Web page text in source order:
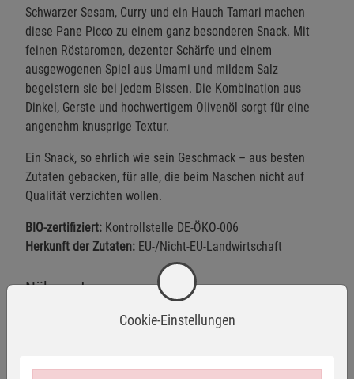
Schwarzer Sesam, Curry und ein Hauch Tamari machen
diese Pane Picco zu einem ganz besonderen Snack. Mit
feinen Röstaromen, dezenter Schärfe und einem
ausgewogenen Spiel aus Umami und mildem Salz
begeistern sie bei jedem Bissen. Die Kombination aus
Dinkel, Gerste und hochwertigem Olivenöl sorgt für eine
angenehm knusprige Textur.
Ein Snack, so ehrlich wie sein Geschmack – aus besten
Zutaten gebacken, für alle, die beim Naschen nicht auf
Qualität verzichten wollen.
BIO-zertifiziert: Kontrollstelle DE-ÖKO-006
Herkunft der Zutaten: EU-/Nicht-EU-Landwirtschaft
Nährwerte
Cookie-Einstellungen